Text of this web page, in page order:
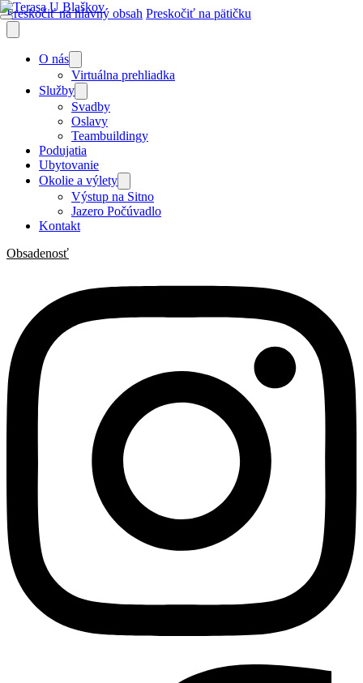
Preskočiť na hlavný obsah Preskočiť na pätičku
O nás
Virtuálna prehliadka
Služby
Svadby
Oslavy
Teambuildingy
Podujatia
Ubytovanie
Okolie a výlety
Výstup na Sitno
Jazero Počúvadlo
Kontakt
Obsadenosť